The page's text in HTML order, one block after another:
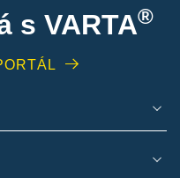
s VARTA®